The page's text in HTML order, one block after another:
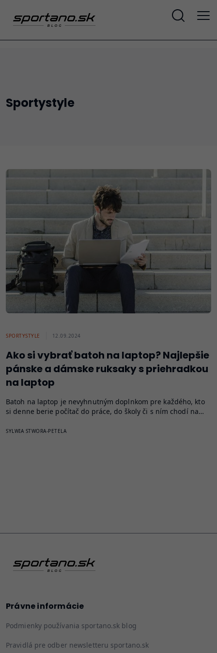
Sportystyle
SPORTYSTYLE 12.09.2024
Ako si vybrať batoh na laptop? Najlepšie
pánske a dámske ruksaky s priehradkou
na laptop
Batoh na laptop je nevyhnutným doplnkom pre každého, kto
si denne berie počítač do práce, do školy či s ním chodí na…
SYLWIA STWORA-PETELA
Právne informácie
Podmienky používania sportano.sk blog
Pravidlá pre odber newsletteru sportano.sk